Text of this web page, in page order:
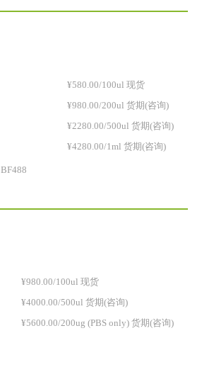
BF488
¥580.00/100ul 现货
¥980.00/200ul 货期(咨询)
¥2280.00/500ul 货期(咨询)
¥4280.00/1ml 货期(咨询)
¥980.00/100ul 现货
¥4000.00/500ul 货期(咨询)
¥5600.00/200ug (PBS only) 货期(咨询)